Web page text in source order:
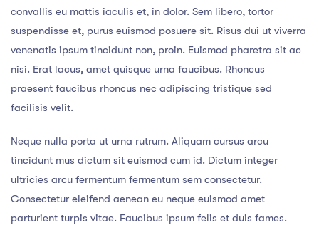
convallis eu mattis iaculis et, in dolor. Sem libero, tortor
suspendisse et, purus euismod posuere sit. Risus dui ut viverra
venenatis ipsum tincidunt non, proin. Euismod pharetra sit ac
nisi. Erat lacus, amet quisque urna faucibus. Rhoncus
praesent faucibus rhoncus nec adipiscing tristique sed
facilisis velit.
Neque nulla porta ut urna rutrum. Aliquam cursus arcu
tincidunt mus dictum sit euismod cum id. Dictum integer
ultricies arcu fermentum fermentum sem consectetur.
Consectetur eleifend aenean eu neque euismod amet
parturient turpis vitae. Faucibus ipsum felis et duis fames.